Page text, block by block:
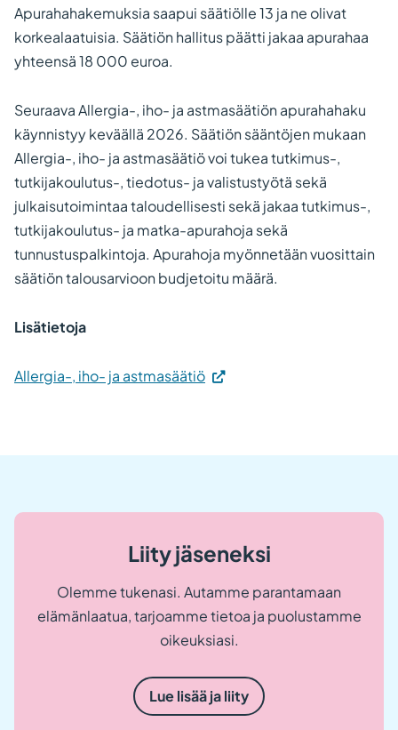
Apurahahakemuksia saapui säätiölle 13 ja ne olivat
korkealaatuisia. Säätiön hallitus päätti jakaa apurahaa
yhteensä 18 000 euroa.
Seuraava Allergia-, iho- ja astmasäätiön apurahahaku
käynnistyy keväällä 2026. Säätiön sääntöjen mukaan
Allergia-, iho- ja astmasäätiö voi tukea tutkimus-,
tutkijakoulutus-, tiedotus- ja valistustyötä sekä
julkaisutoimintaa taloudellisesti sekä jakaa tutkimus-,
tutkijakoulutus- ja matka-apurahoja sekä
tunnustuspalkintoja. Apurahoja myönnetään vuosittain
säätiön talousarvioon budjetoitu määrä.
Lisätietoja
Allergia-, iho- ja astmasäätiö(Vieraile
Liity jäseneksi
Olemme tukenasi. Autamme parantamaan
elämänlaatua, tarjoamme tietoa ja puolustamme
oikeuksiasi.
Lue lisää ja liity